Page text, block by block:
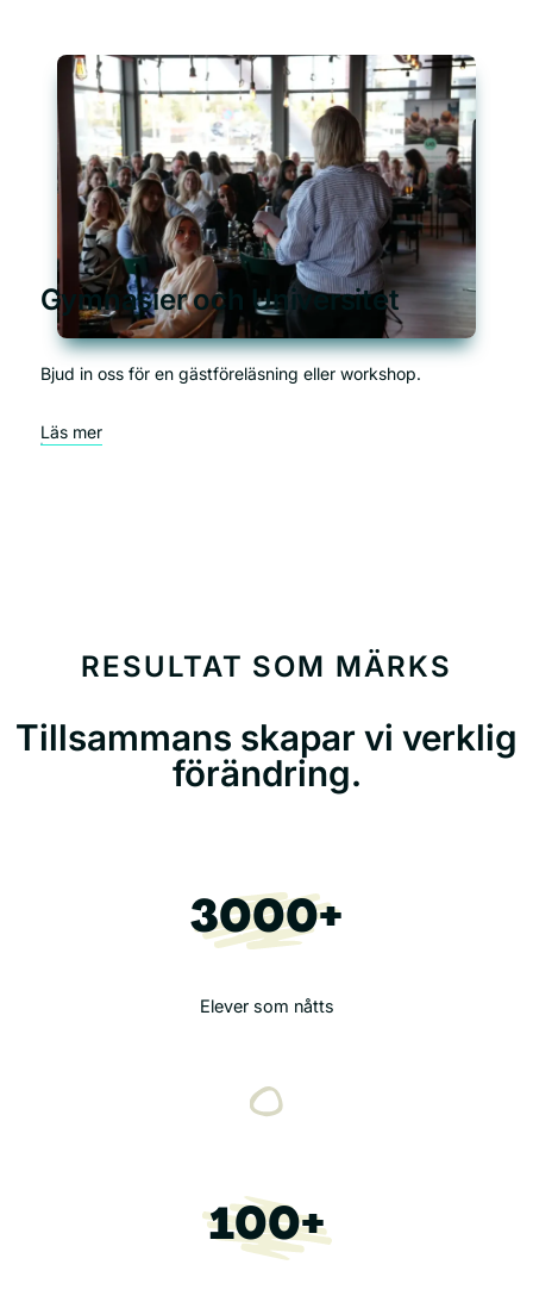
Gymnasier och Universitet
Bjud in oss för en gästföreläsning eller workshop.
Läs mer
RESULTAT SOM MÄRKS
Tillsammans skapar vi verklig
förändring.
3000+
Elever som nåtts
100+